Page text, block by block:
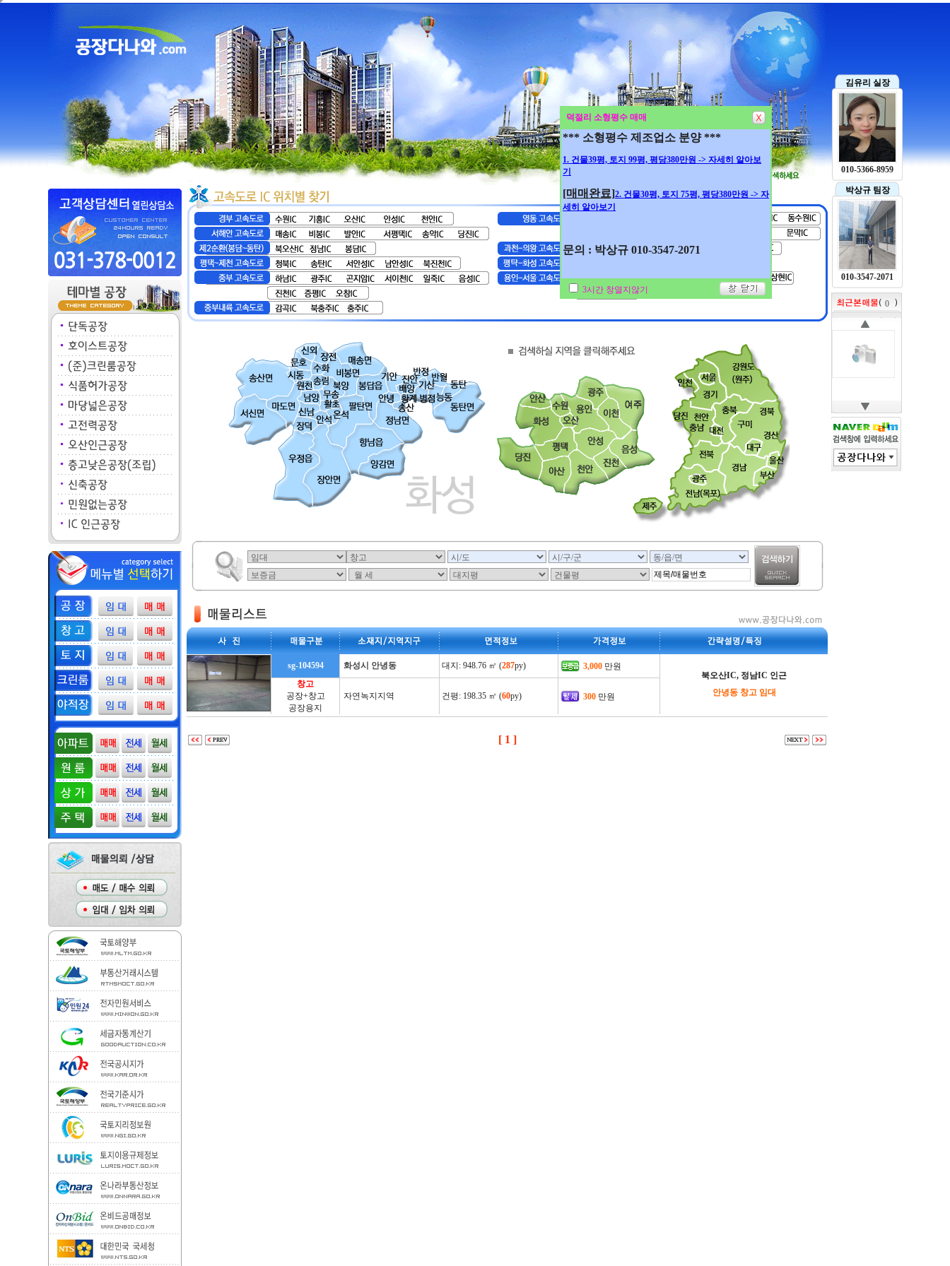
김유리 실장
010-5366-8959
박상규 팀장
010-3547-2071
0
sg-104594 화성시 안녕동 대지: 948.76 ㎡ (287py) 3,000 만원
북오산IC, 정남IC 인근
안녕동 창고 임대
창고
공장+창고
공장용지
자연녹지지역 건평: 198.35 ㎡ (60py) 300 만원
[ 1 ]
덕절리 소형평수 매매
*** 소형평수 제조업소 분양 ***
1. 건물39평, 토지 99평, 평당380만원 -> 자세히 알아보
기
[매매완료]2. 건물30평, 토지 75평, 평당380만원 -> 자
세히 알아보기
문의 : 박상규 010-3547-2071
3시간 창열지않기